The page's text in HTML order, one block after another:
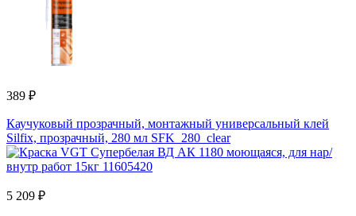
389 ₽
Каучуковый прозрачный, монтажный универсальный клей
Silfix, прозрачный, 280 мл SFK_280_clear
5 209 ₽